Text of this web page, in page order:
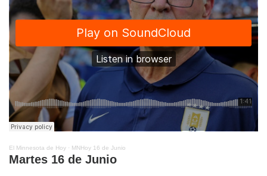
El Minnesota de Hoy · MNHoy 16 de Junio
Martes 16 de Junio